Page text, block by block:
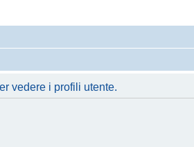
vedere i profili utente.